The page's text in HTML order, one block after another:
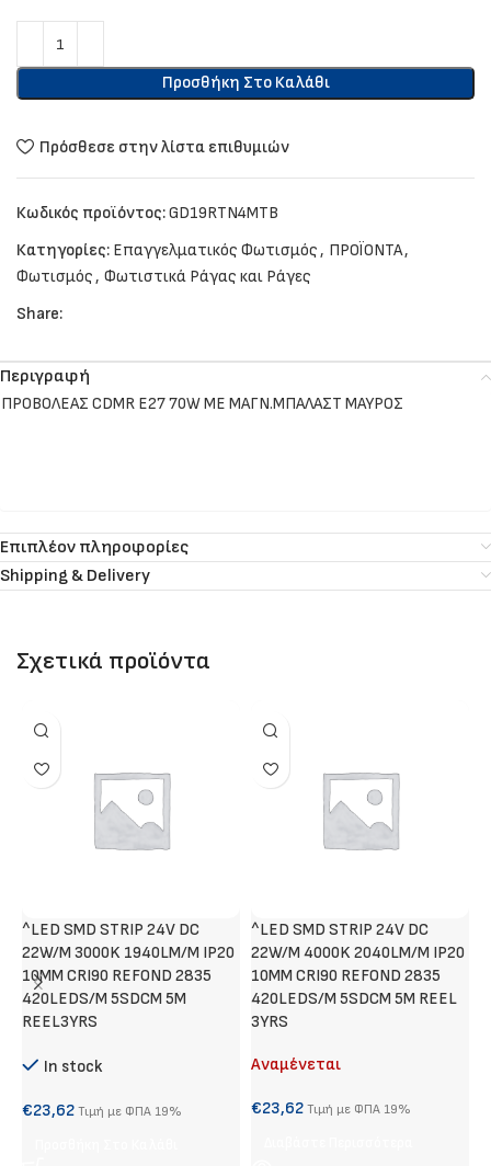
Προσθήκη Στο Καλάθι
Πρόσθεσε στην λίστα επιθυμιών
Κωδικός προϊόντος:GD19RTN4MTB
Κατηγορίες: Επαγγελματικός Φωτισμός, ΠΡΟΪΟΝΤΑ,
Φωτισμός, Φωτιστικά Ράγας και Ράγες
Share:
Περιγραφή
ΠΡΟΒΟΛΕΑΣ CDMR E27 70W ΜΕ ΜΑΓΝ.ΜΠΑΛΑΣΤ ΜΑΥΡΟΣ
Επιπλέον πληροφορίες
Shipping & Delivery
Σχετικά προϊόντα
^LED SMD STRIP 24V DC
22W/M 3000K 1940LM/M IP20
10MM CRI90 REFOND 2835
420LEDS/M 5SDCM 5M
REEL3YRS
In stock
€23,62 Τιμή με ΦΠΑ 19%
^LED SMD STRIP 24V DC
22W/M 4000K 2040LM/M IP20
10MM CRI90 REFOND 2835
420LEDS/M 5SDCM 5M REEL
3YRS
Αναμένεται
€23,62 Τιμή με ΦΠΑ 19%